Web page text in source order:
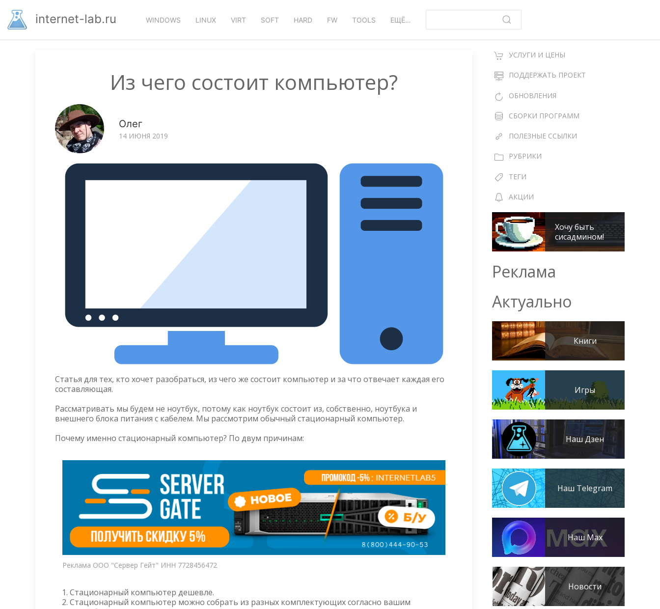
основномуinternet-lab.ru WINDOWS LINUX VIRT SOFT HARD FW TOOLS ЕЩЁ…
Из чего состоит компьютер?
Олег
14 ИЮНЯ 2019
Статья для тех, кто хочет разобраться, из чего же состоит компьютер и за что отвечает каждая его
составляющая.
Рассматривать мы будем не ноутбук, потому как ноутбук состоит из, собственно, ноутбука и
внешнего блока питания с кабелем. Мы рассмотрим обычный стационарный компьютер.
Почему именно стационарный компьютер? По двум причинам:
Реклама ООО "Сервер Гейт" ИНН 7728456472
Стационарный компьютер дешевле.
Стационарный компьютер можно собрать из разных комплектующих согласно вашим
УСЛУГИ И ЦЕНЫ
ПОДДЕРЖАТЬ ПРОЕКТ
ОБНОВЛЕНИЯ
СБОРКИ ПРОГРАММ
ПОЛЕЗНЫЕ ССЫЛКИ
РУБРИКИ
ТЕГИ
АКЦИИ
Хочу быть
сисадмином!
Реклама
Актуально
Книги
Игры
Наш Дзен
Наш Telegram
Наш Max
Новости